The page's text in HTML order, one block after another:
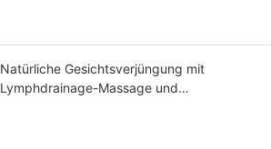
Natürliche Gesichtsverjüngung mit
Lymphdrainage-Massage und